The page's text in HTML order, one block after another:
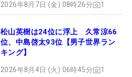
2026年8月7日 (金) 08時26分 1
松山英樹は24位に浮上 久常涼66
位、中島啓太93位【男子世界ラン
キング】
2026年8月4日 (火) 06時45分 1